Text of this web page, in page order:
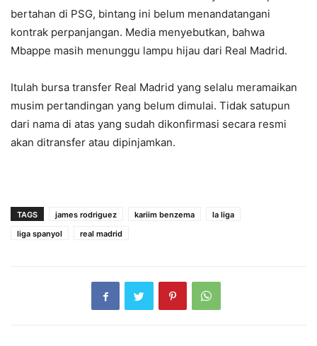
bertahan di PSG, bintang ini belum menandatangani
kontrak perpanjangan. Media menyebutkan, bahwa
Mbappe masih menunggu lampu hijau dari Real Madrid.
Itulah bursa transfer Real Madrid yang selalu meramaikan
musim pertandingan yang belum dimulai. Tidak satupun
dari nama di atas yang sudah dikonfirmasi secara resmi
akan ditransfer atau dipinjamkan.
TAGS james rodriguez kariim benzema
la liga
liga spanyol
real madrid